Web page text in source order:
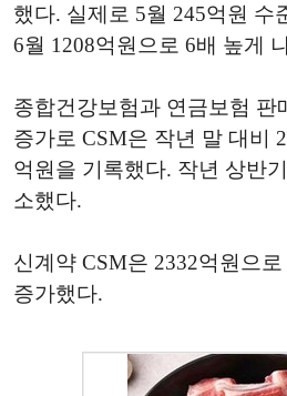
했다. 실제로 5월 245억원 수
6월 1208억원으로 6배 높게
종합건강보험과 연금보험 판
증가로 CSM은 작년 말 대비
억원을 기록했다. 작년 상반
소했다.
신계약 CSM은 2332억원으
증가했다.